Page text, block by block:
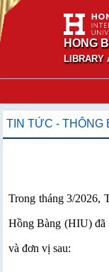
HONG
LIBRARY
TIN TỨC - THÔNG
Trong tháng 3/2026,
Hồng Bàng (HIU) đã
và đơn vị sau: